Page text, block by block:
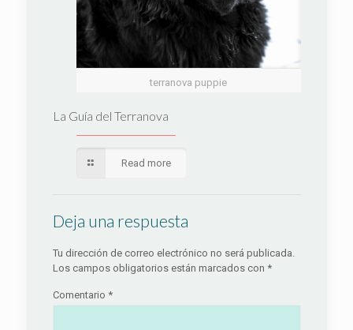
terranova puppie
La Guía del Terranova
Read more
Deja una respuesta
Tu dirección de correo electrónico no será publicada.
Los campos obligatorios están marcados con *
Comentario *